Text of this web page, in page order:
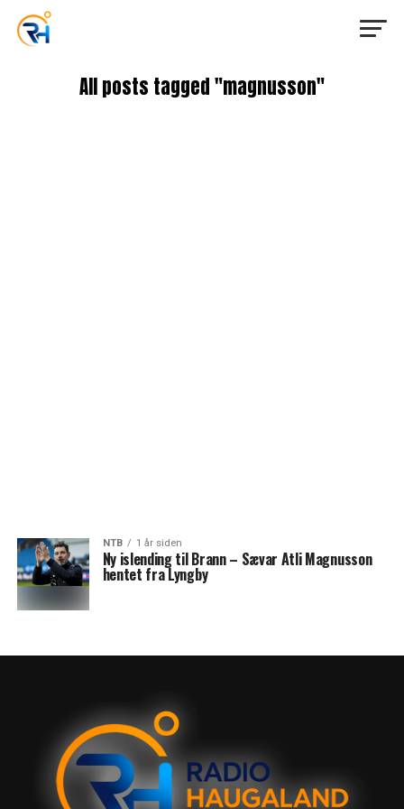
All posts tagged "magnusson"
NTB 1 år siden
Ny islending til Brann – Sævar Atli Magnusson
hentet fra Lyngby